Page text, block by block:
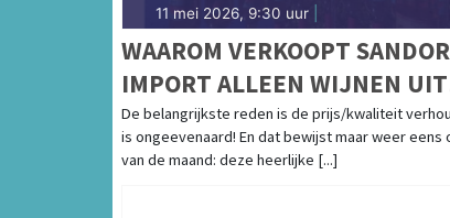
11 mei 2026, 9:30 uur
WAAROM VERKOOPT
IMPORT ALLEEN WIJNEN UIT
PORTUGAL?
De belangrijkste reden is de prijs/kwaliteit
is ongeevenaard! En dat bewijst maar weer eens
van de maand: deze heerlijke [...]